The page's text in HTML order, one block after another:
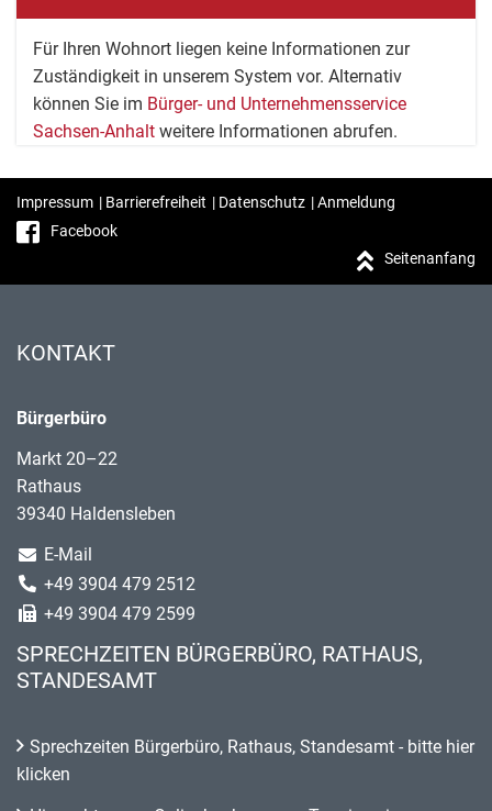
Für Ihren Wohnort liegen keine Informationen zur
Zuständigkeit in unserem System vor. Alternativ
können Sie im Bürger- und Unternehmensservice
Sachsen-Anhalt weitere Informationen abrufen.
Impressum | Barrierefreiheit | Datenschutz |Anmeldung
Facebook
Seitenanfang
KONTAKT
Bürgerbüro
Markt 20–22
Rathaus
39340 Haldensleben
E-Mail
+49 3904 479 2512
+49 3904 479 2599
SPRECHZEITEN BÜRGERBÜRO, RATHAUS,
STANDESAMT
Sprechzeiten Bürgerbüro, Rathaus, Standesamt - bitte hier
klicken